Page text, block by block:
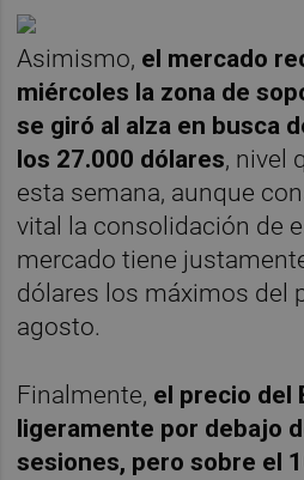
Asimismo, el mercado
miércoles la zona de
se giró al alza en busca
los 27.000 dólares, nivel
esta semana, aunque
vital la consolidación de
mercado tiene
dólares los máximos del
agosto.
Finalmente, el precio del
ligeramente por debajo
sesiones, pero sobre el